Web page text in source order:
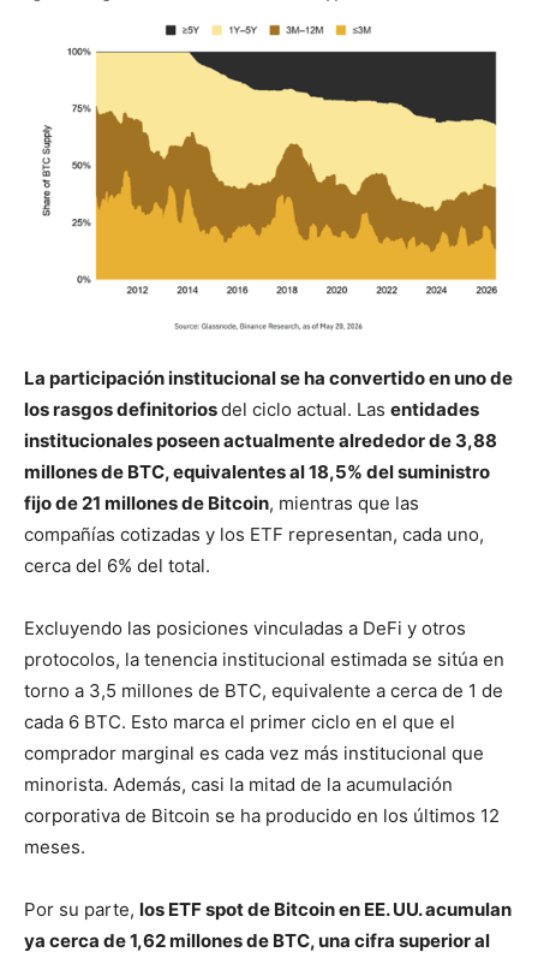
La participación institucional se ha convertido en uno de
los rasgos definitoriosdel ciclo actual. Las entidades
institucionales poseen actualmente alrededor de 3,88
millones de BTC, equivalentes al 18,5% del suministro
fijo de 21 millones de Bitcoin, mientras que las
compañías cotizadas y los ETF representan, cada uno,
cerca del 6% del total.
Excluyendo las posiciones vinculadas a DeFi y otros
protocolos, la tenencia institucional estimada se sitúa en
torno a 3,5 millones de BTC, equivalente a cerca de 1 de
cada 6 BTC. Esto marca el primer ciclo en el que el
comprador marginal es cada vez más institucional que
minorista. Además, casi la mitad de la acumulación
corporativa de Bitcoin se ha producido en los últimos 12
meses.
Por su parte, los ETF spot de Bitcoin en EE. UU. acumulan
ya cerca de 1,62 millones de BTC, una cifra superior al